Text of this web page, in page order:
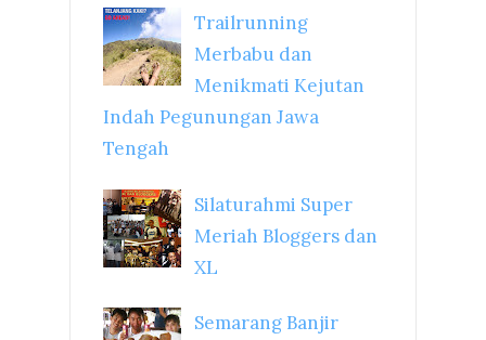
Trailrunning
Merbabu dan
Menikmati Kejutan
Indah Pegunungan Jawa
Tengah
Silaturahmi Super
Meriah Bloggers dan
XL
Semarang Banjir